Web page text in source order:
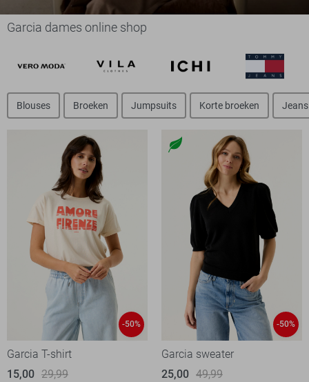
Garcia dames online shop
Blouses Broeken Jumpsuits Korte broeken Jeans
-50%
Garcia T-shirt
15,00 29,99
-50%
Garcia sweater
25,00 49,99